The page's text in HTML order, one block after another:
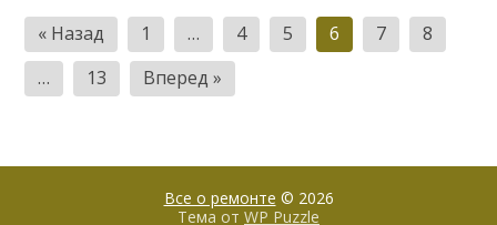
Пагинация
записей
« Назад 1 … 4 5 6 7
8
…
13 Вперед »
Все о ремонте © 2026
Тема от WP Puzzle